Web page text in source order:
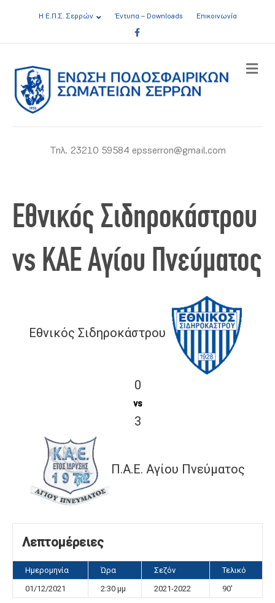
Η Ε.Π.Σ. Σερρών Έντυπα – Downloads
Επικοινωνία
Facebook
Τηλ. 23210 59584 epsserron@gmail.com
Εθνικός Σιδηροκάστρου
vs ΚΑΕ Αγίου Πνεύματος
Εθνικός Σιδηροκάστρου
0
vs
3
Π.Α.Ε. Αγίου Πνεύματος
Λεπτομέρειες
Ημερομηνία Ώρα Σεζόν
Τελικό
01/12/2021
2:30 μμ 2021-2022 90'